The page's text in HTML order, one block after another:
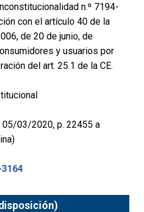
n.º 7194-
con el artículo 40 de la
de 20 de junio, de
y usuarios por
del art. 25.1 de la CE.
05/03/2020, p. 22455 a